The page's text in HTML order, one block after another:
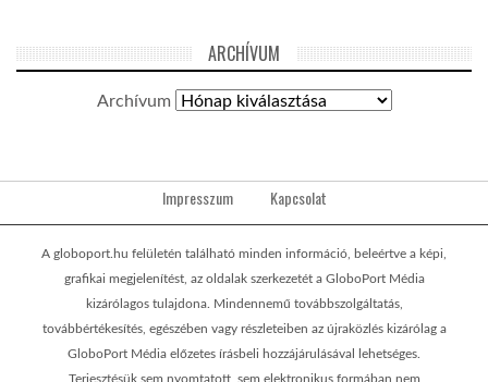
ARCHÍVUM
Archívum
Impresszum Kapcsolat
A globoport.hu felületén található minden információ, beleértve a képi,
grafikai megjelenítést, az oldalak szerkezetét a GloboPort Média
kizárólagos tulajdona. Mindennemű továbbszolgáltatás,
továbbértékesítés, egészében vagy részleteiben az újraközlés kizárólag a
GloboPort Média előzetes írásbeli hozzájárulásával lehetséges.
Terjesztésük sem nyomtatott, sem elektronikus formában nem